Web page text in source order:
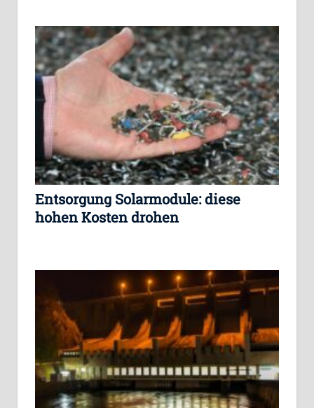
Entsorgung Solarmodule: diese
hohen Kosten drohen